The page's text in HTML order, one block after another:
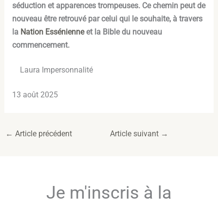
séduction et apparences trompeuses. Ce chemin peut de
nouveau être retrouvé par celui qui le souhaite, à travers
la Nation Essénienneet la Bible du nouveau
commencement.
Laura Impersonnalité
13 août 2025
← Article précédent Article suivant →
Je m'inscris à la